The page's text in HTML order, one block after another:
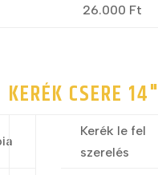
26.000 Ft
KERÉK CSERE 14"
Kerék le fel
szerelés